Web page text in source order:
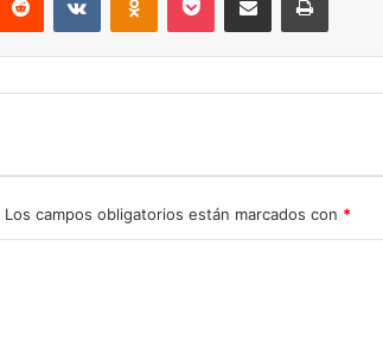
Los campos obligatorios están marcados con *